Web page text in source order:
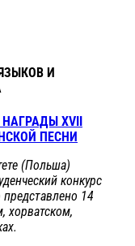
И
XVII
ПЕСНИ
(Польша)
конкурс
14
хорватском,